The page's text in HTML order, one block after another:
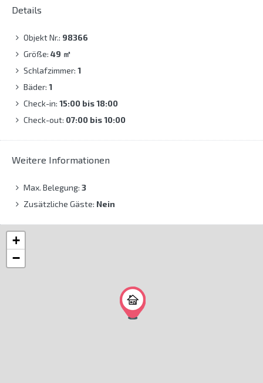
Details
Objekt Nr.: 98366
Größe: 49 ㎡
Schlafzimmer: 1
Bäder: 1
Check-in: 15:00 bis 18:00
Check-out: 07:00 bis 10:00
Weitere Informationen
Max. Belegung: 3
Zusätzliche Gäste: Nein
+
−